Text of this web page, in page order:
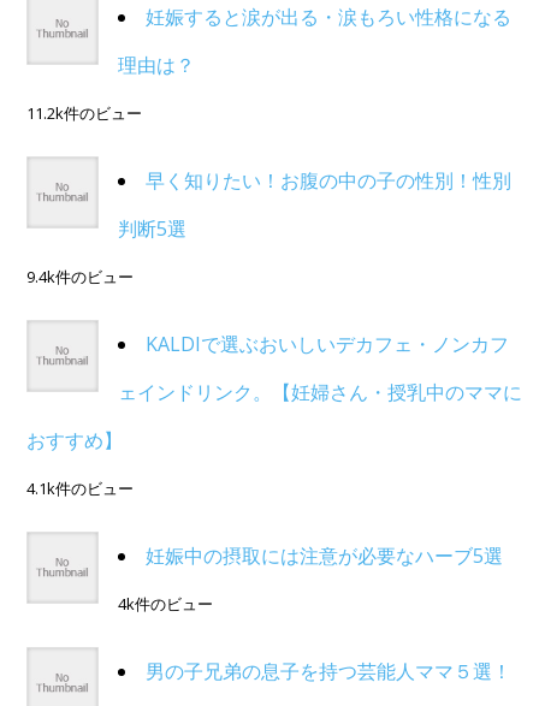
妊娠すると涙が出る・涙もろい性格になる
理由は？
11.2k件のビュー
早く知りたい！お腹の中の子の性別！性別
判断5選
9.4k件のビュー
KALDIで選ぶおいしいデカフェ・ノンカフ
ェインドリンク。【妊婦さん・授乳中のママに
おすすめ】
4.1k件のビュー
妊娠中の摂取には注意が必要なハーブ5選
4k件のビュー
男の子兄弟の息子を持つ芸能人ママ５選！